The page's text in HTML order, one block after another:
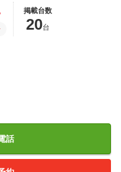
掲載台数
20台
話